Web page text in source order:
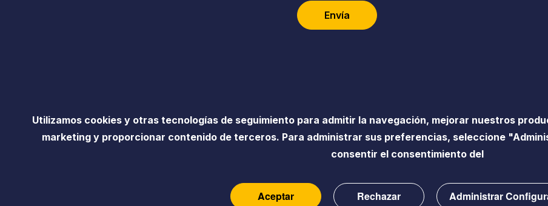
Envía
AccesibilidadInformación legal
Póngase
Utilizamos cookies y otras tecnologías de seguimiento para admitir la navegación, mejorar nuestros
marketing y proporcionar contenido de terceros. Para administrar sus preferencias, seleccione
consentir el consentimiento del
Aceptar Rechazar Administrar